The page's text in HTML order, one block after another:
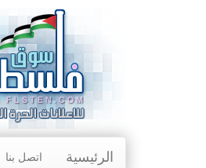
الرئيسية اتصل بنا